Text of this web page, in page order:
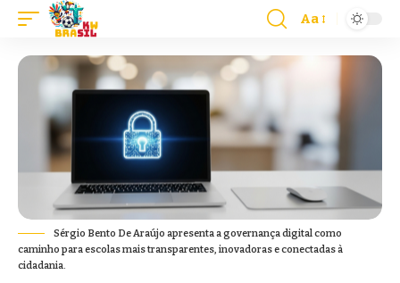
Aa
Sérgio Bento De Araújo apresenta a governança digital como
caminho para escolas mais transparentes, inovadoras e conectadas à
cidadania.